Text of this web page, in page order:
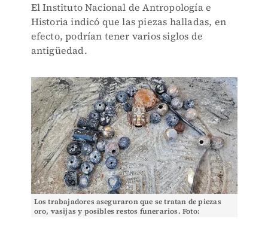
El Instituto Nacional de Antropología e
Historia indicó que las piezas halladas, en
efecto, podrían tener varios siglos de
antigüedad.
Los trabajadores aseguraron que se tratan de piezas
oro, vasijas y posibles restos funerarios. Foto: